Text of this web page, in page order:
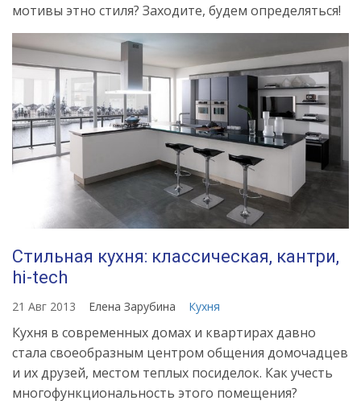
мотивы этно стиля? Заходите, будем определяться!
Стильная кухня: классическая, кантри,
hi-tech
21 Авг 2013 Елена Зарубина Кухня
Кухня в современных домах и квартирах давно
стала своеобразным центром общения домочадцев
и их друзей, местом теплых посиделок. Как учесть
многофункциональность этого помещения?